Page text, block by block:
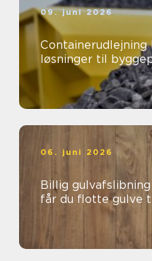
09. juni 2026
Containerudlejning
løsninger til
06. juni 2026
Billig
får du flotte gulve